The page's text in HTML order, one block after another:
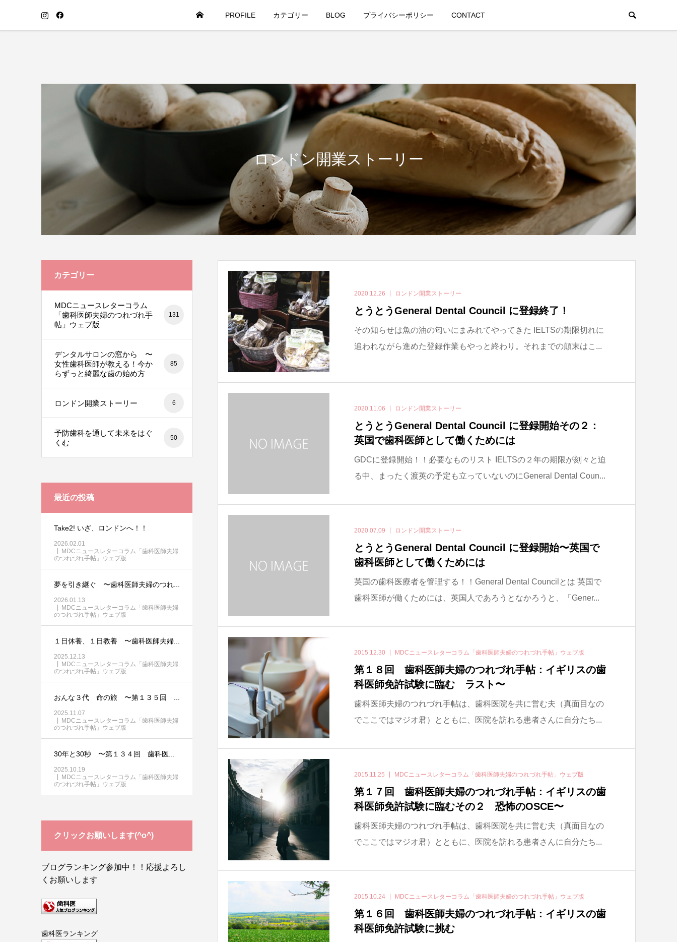
PROFILE カテゴリー BLOG プライバシーポリシー CONTACT
ロンドン開業ストーリー
2020.12.26 ロンドン開業ストーリー
とうとうGeneral Dental Council に登録終了！
その知らせは魚の油の匂いにまみれてやってきた IELTSの期限切れに
追われながら進めた登録作業もやっと終わり。それまでの顛末はこ...
2020.11.06 ロンドン開業ストーリー
とうとうGeneral Dental Council に登録開始その２：
英国で歯科医師として働くためには
GDCに登録開始！！必要なものリスト IELTSの２年の期限が刻々と迫
る中、まったく渡英の予定も立っていないのにGeneral Dental Coun...
2020.07.09 ロンドン開業ストーリー
とうとうGeneral Dental Council に登録開始〜英国で
歯科医師として働くためには
英国の歯科医療者を管理する！！General Dental Councilとは 英国で
歯科医師が働くためには、英国人であろうとなかろうと、「Gener...
2015.12.30 MDCニュースレターコラム「歯科医師夫婦のつれづれ手帖」ウェブ版
第１８回 歯科医師夫婦のつれづれ手帖：イギリスの歯
科医師免許試験に臨む ラスト〜
歯科医師夫婦のつれづれ手帖は、歯科医院を共に営む夫（真面目なの
でここではマジオ君）とともに、医院を訪れる患者さんに自分たち...
2015.11.25 MDCニュースレターコラム「歯科医師夫婦のつれづれ手帖」ウェブ版
第１７回 歯科医師夫婦のつれづれ手帖：イギリスの歯
科医師免許試験に臨むその２ 恐怖のOSCE〜
歯科医師夫婦のつれづれ手帖は、歯科医院を共に営む夫（真面目なの
でここではマジオ君）とともに、医院を訪れる患者さんに自分たち...
2015.10.24 MDCニュースレターコラム「歯科医師夫婦のつれづれ手帖」ウェブ版
第１６回 歯科医師夫婦のつれづれ手帖：イギリスの歯
科医師免許試験に挑む
カテゴリー
MDCニュースレターコラム
「歯科医師夫婦のつれづれ手
帖」ウェブ版
131
デンタルサロンの窓から 〜
女性歯科医師が教える！今か
らずっと綺麗な歯の始め方
85
ロンドン開業ストーリー 6
予防歯科を通して未来をはぐ
くむ
50
最近の投稿
Take2! いざ、ロンドンへ！！
2026.02.01
MDCニュースレターコラム「歯科医師夫婦
のつれづれ手帖」ウェブ版
夢を引き継ぐ 〜歯科医師夫婦のつれ...
2026.01.13
MDCニュースレターコラム「歯科医師夫婦
のつれづれ手帖」ウェブ版
１日休養、１日教養 〜歯科医師夫婦...
2025.12.13
MDCニュースレターコラム「歯科医師夫婦
のつれづれ手帖」ウェブ版
おんな３代 命の旅 〜第１３５回 ...
2025.11.07
MDCニュースレターコラム「歯科医師夫婦
のつれづれ手帖」ウェブ版
30年と30秒 〜第１３４回 歯科医...
2025.10.19
MDCニュースレターコラム「歯科医師夫婦
のつれづれ手帖」ウェブ版
クリックお願いします(^o^)
ブログランキング参加中！！応援よろし
くお願いします
歯科医ランキング